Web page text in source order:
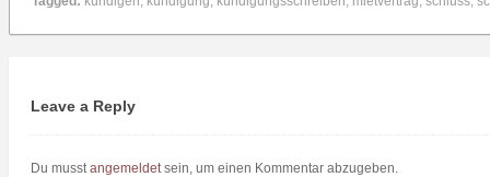
Leave a Reply
Du musstangemeldetsein, um einen Kommentar abzugeben.